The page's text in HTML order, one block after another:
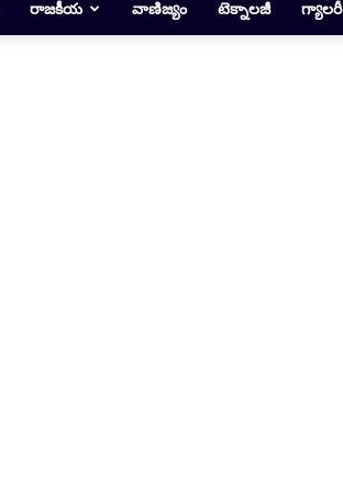
రాజకీయ వాణిజ్యం టెక్నాలజీ గ్యాలరీ